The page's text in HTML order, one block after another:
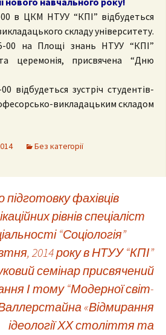
в ЦКМ НТУУ “КПІ” відбудеться
складу університету.
00 на Площі знань НТУУ “КПІ”
церемонія, присвячена “Дню
відбудеться зустріч студентів-
викладацьким складом
Без категорії
фахівців
рівнів спеціаліст
“Соціологія”
2014 року в НТУУ “КПІ”
семінар присвячений
І тому “Модерної світ-
«Відмирання
ідеології ХХ століття та